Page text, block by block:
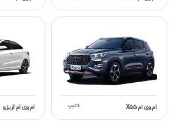
ام وی ام X۵۵ ۶ تیپ ام وی ام آریزو